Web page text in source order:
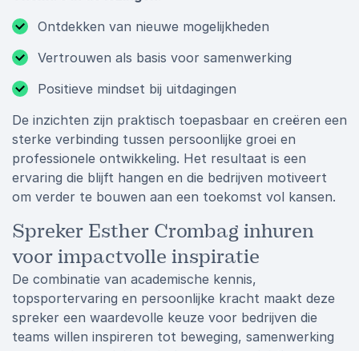
Ontdekken van nieuwe mogelijkheden
Vertrouwen als basis voor samenwerking
Positieve mindset bij uitdagingen
De inzichten zijn praktisch toepasbaar en creëren een
sterke verbinding tussen persoonlijke groei en
professionele ontwikkeling. Het resultaat is een
ervaring die blijft hangen en die bedrijven motiveert
om verder te bouwen aan een toekomst vol kansen.
Spreker Esther Crombag inhuren
voor impactvolle inspiratie
De combinatie van academische kennis,
topsportervaring en persoonlijke kracht maakt deze
spreker een waardevolle keuze voor bedrijven die
teams willen inspireren tot beweging, samenwerking